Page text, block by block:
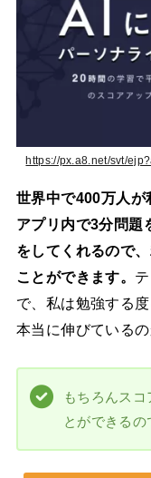
https://px.a8.net/svt/
世界中で400万人が
アプリ内で3分問題
をしてくれるので
ことができます。
で、私は勉強する
本当に伸びている
もちろんス
とができるの